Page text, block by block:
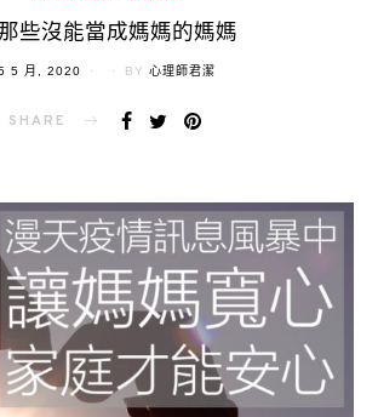
些沒能當成媽媽的媽媽
5 月, 2020 BY 心理師君潔
SHARE